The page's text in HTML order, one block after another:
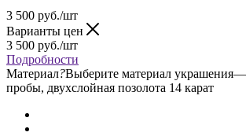
3 500 руб./шт
Варианты цен
3 500 руб./шт
Подробности
Материал?Выберите материал украшения—
пробы, двухслойная позолота 14 карат